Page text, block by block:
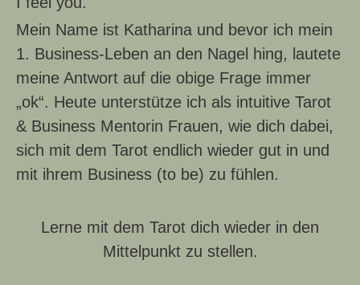
Mein Name ist Katharina und bevor ich mein
1. Business-Leben an den Nagel hing, lautete
meine Antwort auf die obige Frage immer
„ok“. Heute unterstütze ich als intuitive Tarot
& Business Mentorin Frauen, wie dich dabei,
sich mit dem Tarot endlich wieder gut in und
mit ihrem Business (to be) zu fühlen.
Lerne mit dem Tarot dich wieder in den
Mittelpunkt zu stellen.